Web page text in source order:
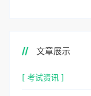
文章展示
[ 考试资讯 ]